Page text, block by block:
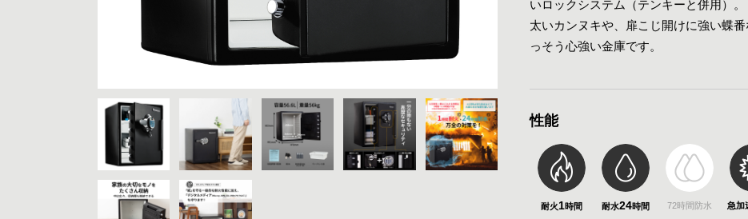
いロックシステム（テンキーと併用）。
太いカンヌキや、扉こじ開けに強い蝶
っそう心強い金庫です。
性能
耐火1 耐水24 72時間防水 急加